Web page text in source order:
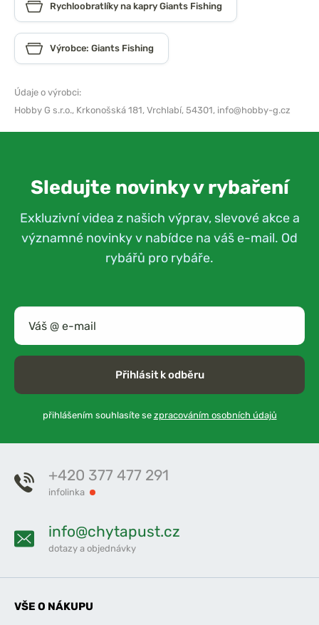
Rychloobratlíky na kapry Giants Fishing
Výrobce: Giants Fishing
Údaje o výrobci:
Hobby G s.r.o., Krkonošská 181, Vrchlabí, 54301, info@hobby-g.cz
Sledujte novinky v rybaření
Exkluzivní videa z našich výprav, slevové akce a
významné novinky v nabídce na váš e-mail. Od
rybářů pro rybáře.
Přihlásit k odběru
přihlášením souhlasíte se zpracováním osobních údajů
+420 377 477 291
infolinka
info@chytapust.cz
dotazy a objednávky
VŠE O NÁKUPU